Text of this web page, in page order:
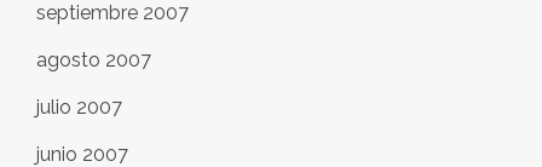
septiembre 2007
agosto 2007
julio 2007
junio 2007